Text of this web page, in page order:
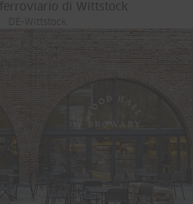
ferroviario di Wittstock
DE-Wittstock